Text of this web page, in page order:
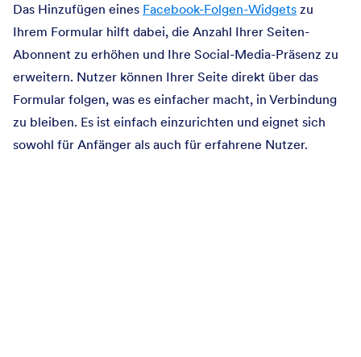
Das Hinzufügen eines Facebook-Folgen-Widgets zu
Ihrem Formular hilft dabei, die Anzahl Ihrer Seiten-
Abonnent zu erhöhen und Ihre Social-Media-Präsenz zu
erweitern. Nutzer können Ihrer Seite direkt über das
Formular folgen, was es einfacher macht, in Verbindung
zu bleiben. Es ist einfach einzurichten und eignet sich
sowohl für Anfänger als auch für erfahrene Nutzer.